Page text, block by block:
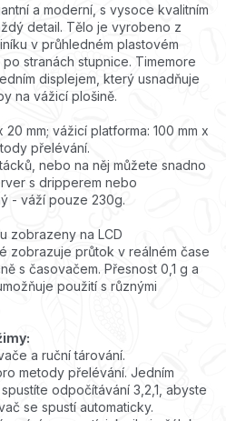
a moderní, s vysoce kvalitním
detail. Tělo je vyrobeno z
v průhledném plastovém
stranách stupnice. Timemore
displejem, který usnadňuje
na vážicí plošině.
20 mm; vážicí platforma: 100 mm x
přelévání.
nebo na něj můžete snadno
s dripperem nebo
- váží pouze 230g.
zobrazeny na LCD
zobrazuje průtok v reálném čase
s časovačem. Přesnost 0,1 g a
použití s ​​různými
a ruční tárování.
metody přelévání. Jedním
odpočítávání 3,2,1, abyste
se spustí automaticky.